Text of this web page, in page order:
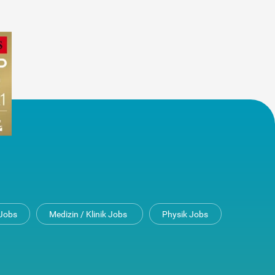
Medizin / Klinik Jobs Physik Jobs